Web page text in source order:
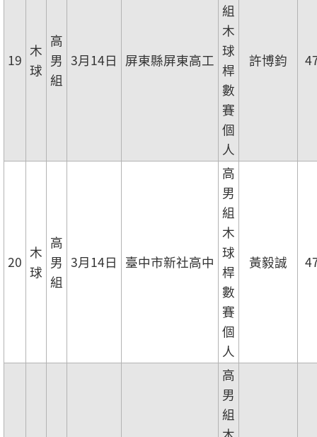
19
木
球
高
男
組
3月14日 屏東縣屏東高工
組
木
球
桿
數
賽
個
人
許博鈞
20
木
球
高
男
組
3月14日 臺中市新社高中
高
男
組
木
球
桿
數
賽
個
人
黃毅誠
高
男
組
木